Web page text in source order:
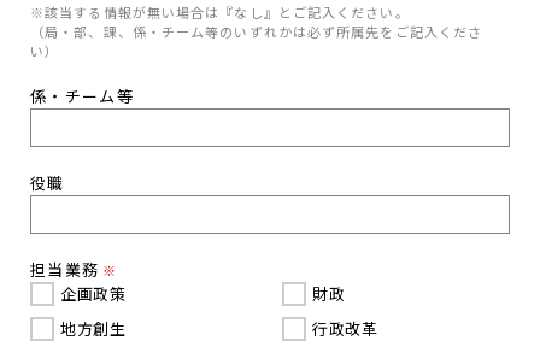
※該当する情報が無い場合は『なし』とご記入ください。
（局・部、課、係・チーム等のいずれかは必ず所属先をご記入くださ
い）
係・チーム等
役職
担当業務 ※
企画政策
地方創生
財政
行政改革